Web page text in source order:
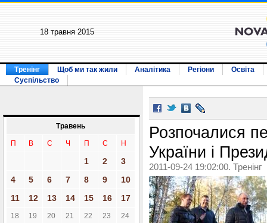
18 травня 2015
Тренінг Щоб ми так жили Аналітика Регіони
Освіта
Суспільство
Травень
П В С Ч П С Н
1 2
3
4
5 6 7 8 9
10
11
12 13 14 15 16 17
18 19 20 21 22 23 24
Розпочалися
України і
2011-09-24 19:02:00. Тренінг